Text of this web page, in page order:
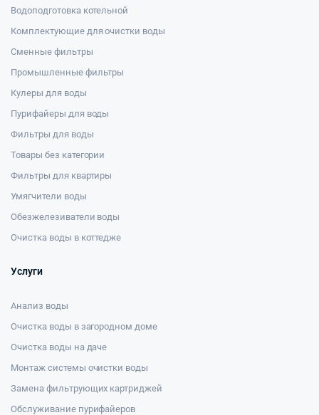
Водоподготовка котельной
Комплектующие для очистки воды
Сменные фильтры
Промышленные фильтры
Кулеры для воды
Пурифайеры для воды
Фильтры для воды
Товары без категории
Фильтры для квартиры
Умягчители воды
Обезжелезиватели воды
Очистка воды в коттедже
Услуги
Анализ воды
Очистка воды в загородном доме
Очистка воды на даче
Монтаж системы очистки воды
Замена фильтрующих картриджей
Обслуживание пурифайеров